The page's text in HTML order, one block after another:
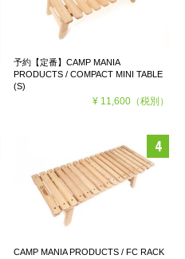
予約【定番】CAMP MANIA
PRODUCTS / COMPACT MINI TABLE
(S)
¥ 11,600（税別）
CAMP MANIA PRODUCTS / FC RACK